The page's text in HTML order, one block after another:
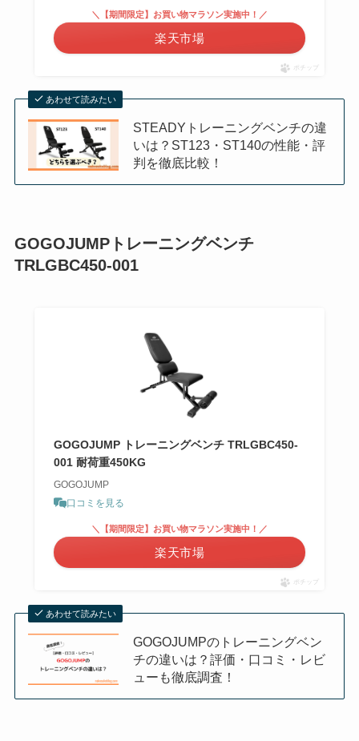
＼【期間限定】お買い物マラソン実施中！／
楽天市場
ポチップ
あわせて読みたい
STEADYトレーニングベンチの違
いは？ST123・ST140の性能・評
判を徹底比較！
GOGOJUMPトレーニングベンチ
TRLGBC450-001
GOGOJUMP トレーニングベンチ TRLGBC450-
001 耐荷重450KG
GOGOJUMP
口コミを見る
＼【期間限定】お買い物マラソン実施中！／
楽天市場
ポチップ
あわせて読みたい
GOGOJUMPのトレーニングベン
チの違いは？評価・口コミ・レビ
ューも徹底調査！